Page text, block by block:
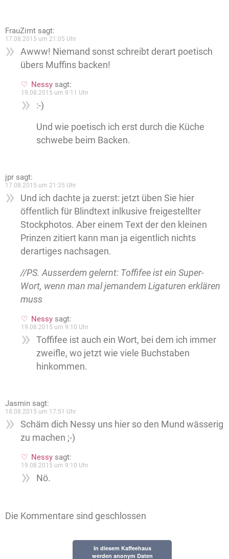
FrauZimt sagt:
17.08.2015 um 21:05 Uhr
Awww! Niemand sonst schreibt derart poetisch
übers Muffins backen!
Nessy sagt:
19.08.2015 um 9:11 Uhr
:-)
Und wie poetisch ich erst durch die Küche
schwebe beim Backen.
jpr sagt:
17.08.2015 um 21:35 Uhr
Und ich dachte ja zuerst: jetzt üben Sie hier
öffentlich für Blindtext inlkusive freigestellter
Stockphotos. Aber einem Text der den kleinen
Prinzen zitiert kann man ja eigentlich nichts
derartiges nachsagen.
//PS. Ausserdem gelernt: Toffifee ist ein Super-
Wort, wenn man mal jemandem Ligaturen erklären
muss
Nessy sagt:
19.08.2015 um 9:10 Uhr
Toffifee ist auch ein Wort, bei dem ich immer
zweifle, wo jetzt wie viele Buchstaben
hinkommen.
Jasmin sagt:
18.08.2015 um 17:51 Uhr
Schäm dich Nessy uns hier so den Mund wässerig
zu machen ;-)
Nessy sagt:
19.08.2015 um 9:10 Uhr
Nö.
Die Kommentare sind geschlossen
In diesem Kaffeehaus
werden anonym Daten